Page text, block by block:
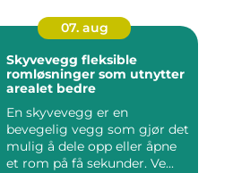
07. aug
Skyvevegg fleksible
romløsninger som utnytter
arealet bedre
En skyvevegg er en
bevegelig vegg som gjør det
mulig å dele opp eller åpne
et rom på få sekunder. Ve...